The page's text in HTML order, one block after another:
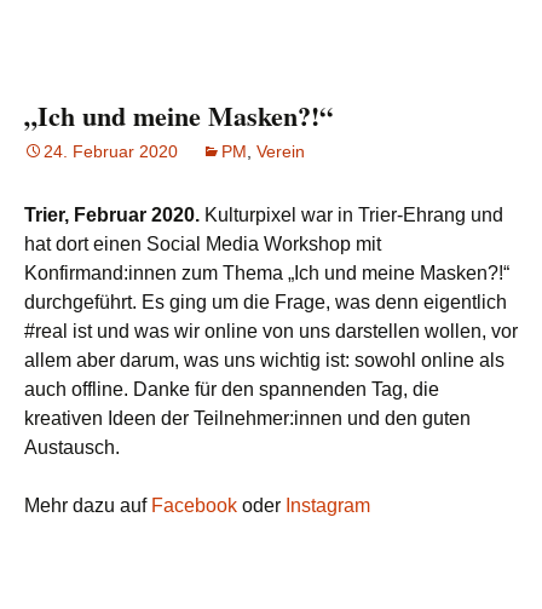
„Ich und meine Masken?!“
24. Februar 2020 PM Verein
Trier, Februar 2020. Kulturpixel war in Trier-Ehrang und
hat dort einen Social Media Workshop mit
Konfirmand:innen zum Thema „Ich und meine Masken?!“
durchgeführt. Es ging um die Frage, was denn eigentlich
#real ist und was wir online von uns darstellen wollen, vor
allem aber darum, was uns wichtig ist: sowohl online als
auch offline. Danke für den spannenden Tag, die
kreativen Ideen der Teilnehmer:innen und den guten
Austausch.
Mehr dazu auf Facebook oder Instagram